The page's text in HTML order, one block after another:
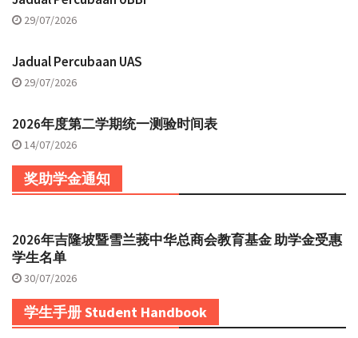
29/07/2026
Jadual Percubaan UAS
29/07/2026
2026年度第二学期统一测验时间表
14/07/2026
奖助学金通知
2026年吉隆坡暨雪兰莪中华总商会教育基金 助学金受惠
学生名单
30/07/2026
学生手册 Student Handbook